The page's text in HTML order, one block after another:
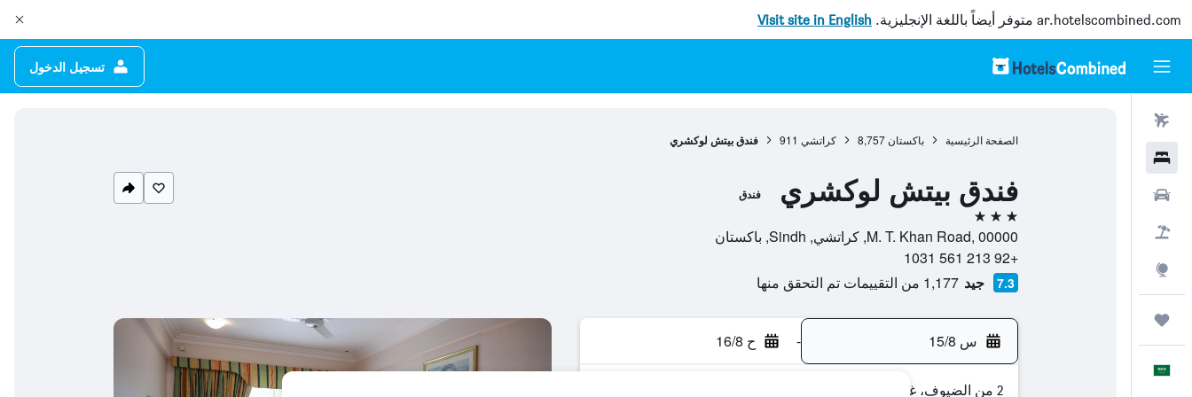
ar.hotelscombined.com متوفر أيضاً باللغة الإنجليزية. Visit site in English
تسجيل الدخول
الصفحة الرئيسية باكستان 8,757 كراتشي 911 فندق بيتش لوكشري
فندق بيتش لوكشري فندق
3 نجوم
M. T. Khan Road, 00000, كراتشي, Sindh, باكستان
+92 213 561 1031
7.3 جيد 1,177 من التقييمات تم التحقق منها
س 15/8 - ح 16/8
2 من الضيوف، غرفة واحدة